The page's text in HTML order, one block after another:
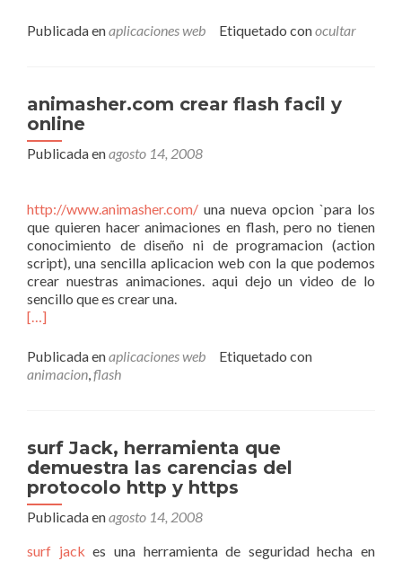
Publicada enaplicaciones web Etiquetado conocultar
animasher.com crear flash facil y
online
Publicada enagosto 14, 2008
http://www.animasher.com/ una nueva opcion `para los
que quieren hacer animaciones en flash, pero no tienen
conocimiento de diseño ni de programacion (action
script), una sencilla aplicacion web con la que podemos
crear nuestras animaciones. aqui dejo un video de lo
sencillo que es crear una.
[…]
Publicada enaplicaciones web
Etiquetado con
animacion,flash
surf Jack, herramienta que
demuestra las carencias del
protocolo http y https
Publicada enagosto 14, 2008
surf jackes una herramienta de seguridad hecha en